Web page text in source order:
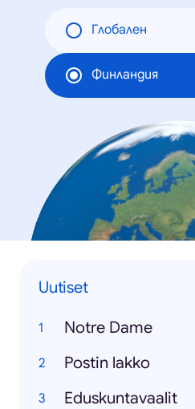
Глобален
Финландия
Uutiset
Notre Dame
Postin lakko
Eduskuntavaalit